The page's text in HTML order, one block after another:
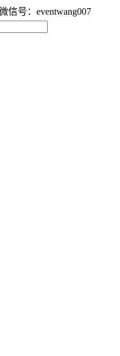
信号：eventwang007